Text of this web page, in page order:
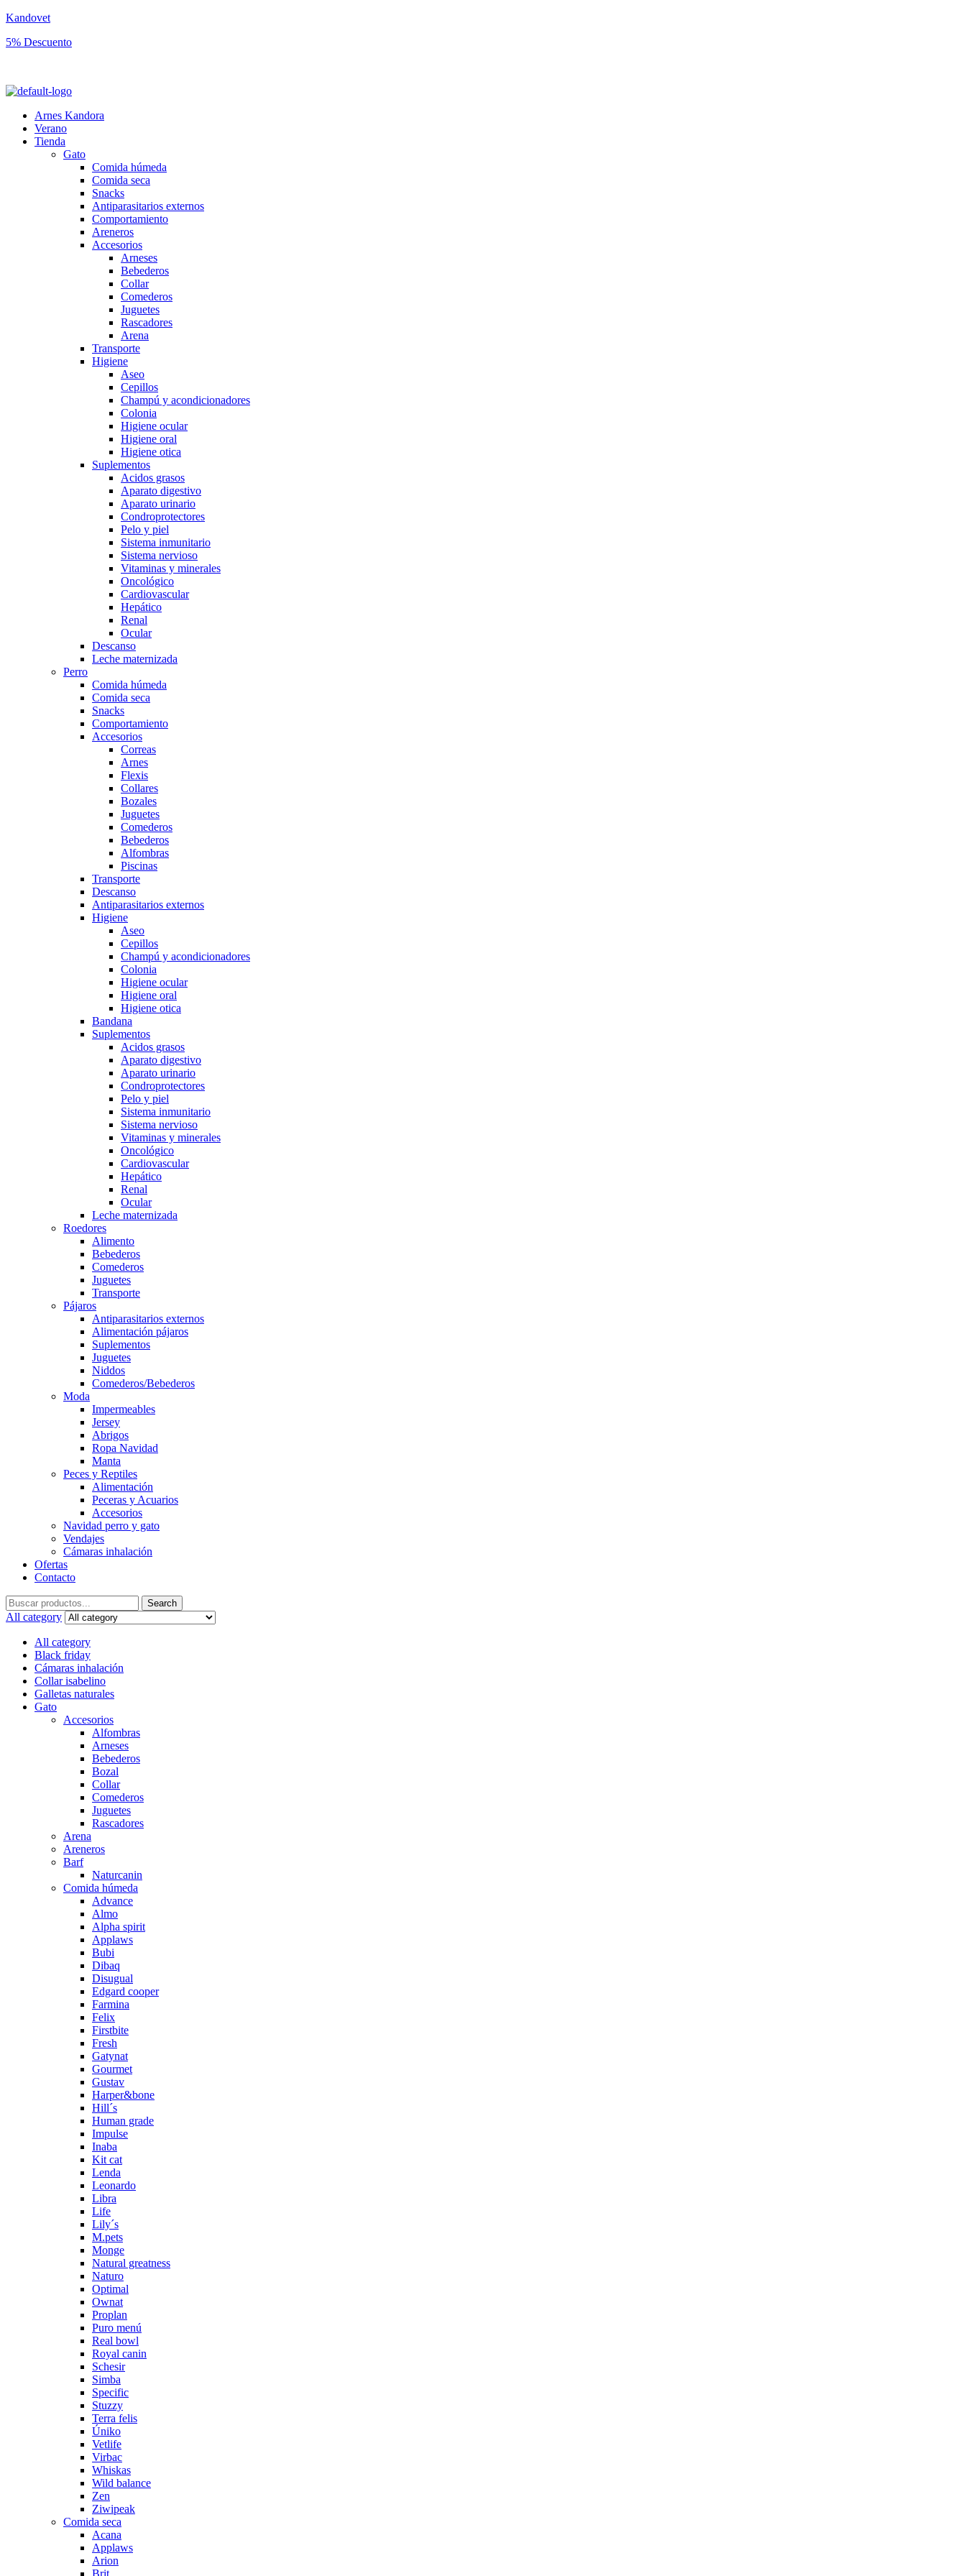
Kandovet
5% Descuento
Arnes Kandora
Verano
Tienda
Gato
Comida húmeda
Comida seca
Snacks
Antiparasitarios externos
Comportamiento
Areneros
Accesorios
Arneses
Bebederos
Collar
Comederos
Juguetes
Rascadores
Arena
Transporte
Higiene
Aseo
Cepillos
Champú y acondicionadores
Colonia
Higiene ocular
Higiene oral
Higiene otica
Suplementos
Acidos grasos
Aparato digestivo
Aparato urinario
Condroprotectores
Pelo y piel
Sistema inmunitario
Sistema nervioso
Vitaminas y minerales
Oncológico
Cardiovascular
Hepático
Renal
Ocular
Descanso
Leche maternizada
Perro
Comida húmeda
Comida seca
Snacks
Comportamiento
Accesorios
Correas
Arnes
Flexis
Collares
Bozales
Juguetes
Comederos
Bebederos
Alfombras
Piscinas
Transporte
Descanso
Antiparasitarios externos
Higiene
Aseo
Cepillos
Champú y acondicionadores
Colonia
Higiene ocular
Higiene oral
Higiene otica
Bandana
Suplementos
Acidos grasos
Aparato digestivo
Aparato urinario
Condroprotectores
Pelo y piel
Sistema inmunitario
Sistema nervioso
Vitaminas y minerales
Oncológico
Cardiovascular
Hepático
Renal
Ocular
Leche maternizada
Roedores
Alimento
Bebederos
Comederos
Juguetes
Transporte
Pájaros
Antiparasitarios externos
Alimentación pájaros
Suplementos
Juguetes
Niddos
Comederos/Bebederos
Moda
Impermeables
Jersey
Abrigos
Ropa Navidad
Manta
Peces y Reptiles
Alimentación
Peceras y Acuarios
Accesorios
Navidad perro y gato
Vendajes
Cámaras inhalación
Ofertas
Contacto
Search
for:
Search
All category
All category
Black friday
Cámaras inhalación
Collar isabelino
Galletas naturales
Gato
Accesorios
Alfombras
Arneses
Bebederos
Bozal
Collar
Comederos
Juguetes
Rascadores
Arena
Areneros
Barf
Naturcanin
Comida húmeda
Advance
Almo
Alpha spirit
Applaws
Bubi
Dibaq
Disugual
Edgard cooper
Farmina
Felix
Firstbite
Fresh
Gatynat
Gourmet
Gustav
Harper&bone
Hill´s
Human grade
Impulse
Inaba
Kit cat
Lenda
Leonardo
Libra
Life
Lily´s
M.pets
Monge
Natural greatness
Naturo
Optimal
Ownat
Proplan
Puro menú
Real bowl
Royal canin
Schesir
Simba
Specific
Stuzzy
Terra felis
Úniko
Vetlife
Virbac
Whiskas
Wild balance
Zen
Ziwipeak
Comida seca
Acana
Applaws
Arion
Brit